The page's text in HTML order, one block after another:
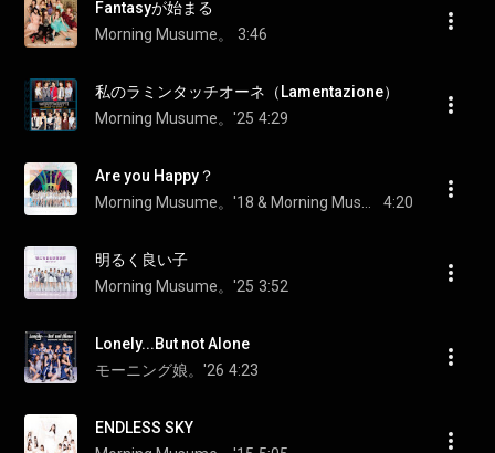
Fantasyが始まる
Morning Musume。
3:46
私のラミンタッチオーネ（Lamentazione）
Morning Musume。'25 4:29
Are you Happy？
4:20
明るく良い子
Morning Musume。'25 3:52
Lonely...But not Alone
モーニング娘。'26 4:23
ENDLESS SKY